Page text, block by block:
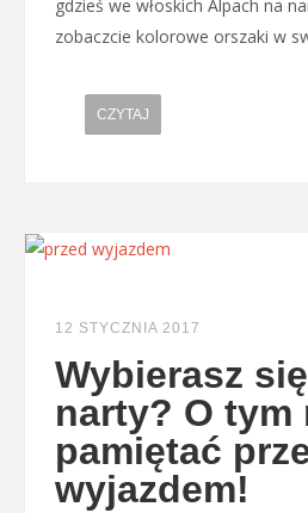
gdzieś we włoskich Alpach na
zobaczcie kolorowe orszaki w
CZYTAJ
12 STYCZNIA 2017
Wybierasz
narty? O tym
pamiętać
wyjazdem!